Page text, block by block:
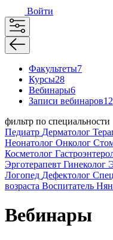
Войти
Факультеты7
Курсы28
Вебинары6
Записи вебинаров12
фильтр по специальности
Педиатр Дерматолог
Неонатолог Онколог
Косметолог
Эрготерапевт Гинеколог
Логопед Дефектолог
возраста Воспитатель
Вебинары